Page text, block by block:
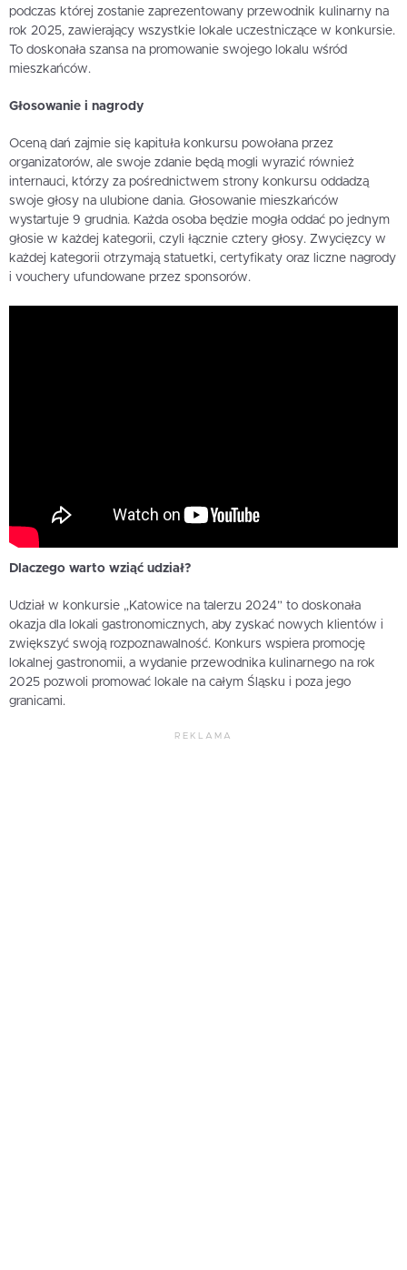
podczas której zostanie zaprezentowany przewodnik kulinarny na
rok 2025, zawierający wszystkie lokale uczestniczące w konkursie.
To doskonała szansa na promowanie swojego lokalu wśród
mieszkańców.
Głosowanie i nagrody
Oceną dań zajmie się kapituła konkursu powołana przez
organizatorów, ale swoje zdanie będą mogli wyrazić również
internauci, którzy za pośrednictwem strony konkursu oddadzą
swoje głosy na ulubione dania. Głosowanie mieszkańców
wystartuje 9 grudnia. Każda osoba będzie mogła oddać po jednym
głosie w każdej kategorii, czyli łącznie cztery głosy. Zwycięzcy w
każdej kategorii otrzymają statuetki, certyfikaty oraz liczne nagrody
i vouchery ufundowane przez sponsorów.
Dlaczego warto wziąć udział?
Udział w konkursie „Katowice na talerzu 2024” to doskonała
okazja dla lokali gastronomicznych, aby zyskać nowych klientów i
zwiększyć swoją rozpoznawalność. Konkurs wspiera promocję
lokalnej gastronomii, a wydanie przewodnika kulinarnego na rok
2025 pozwoli promować lokale na całym Śląsku i poza jego
granicami.
REKLAMA